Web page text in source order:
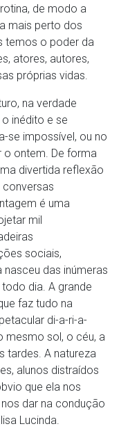
de modo a
mais perto dos
temos o poder da
atores, autores,
próprias vidas.
na verdade
inédito e se
se impossível, ou no
o ontem. De forma
divertida reflexão
é uma
mil
sociais,
nasceu das inúmeras
dia. A grande
faz tudo na
di-a-ri-a-
mesmo sol, o céu, a
tardes. A natureza
alunos distraídos
que ela nos
dar na condução
Lucinda.